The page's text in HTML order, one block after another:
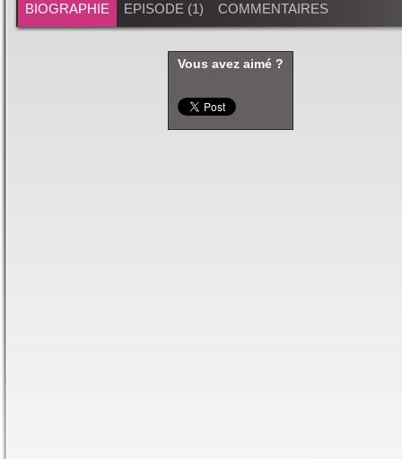
BIOGRAPHIE EPISODE (1) COMMENTAIRES
Vous avez aimé ?